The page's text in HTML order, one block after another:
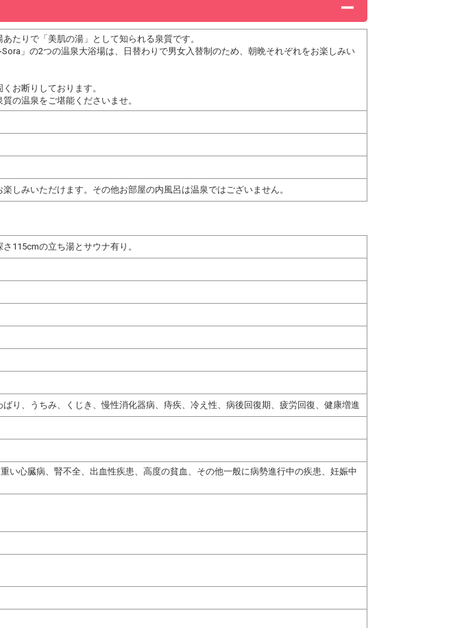
たりで「美肌の湯」として知られる泉質です。
」の2つの温泉大浴場は、日替わりで男女入替制のため、朝晩それぞれをお楽しみい
お断りしております。
の温泉をご堪能くださいませ。
しみいただけます。その他お部屋の内風呂は温泉ではございません。
115cmの立ち湯とサウナ有り。
り、うちみ、くじき、慢性消化器病、痔疾、冷え性、病後回復期、疲労回復、健康増進
い心臓病、腎不全、出血性疾患、高度の貧血、その他一般に病勢進行中の疾患、妊娠中